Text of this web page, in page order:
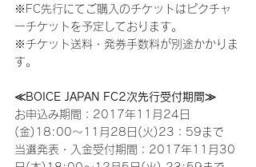
※FC先行にてご購入のチケットはピクチャ
ーチケットを予定しております。
※チケット送料・発券手数料が別途かかりま
す。
≪BOICE JAPAN FC2次先行受付期間≫
お申込み期間：2017年11月24日
(金)18:00～11月28日(火)23：59まで
当選発表・入金受付期間：2017年11月30